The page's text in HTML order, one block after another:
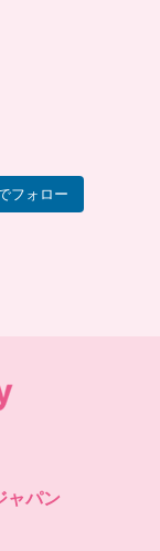
フォロー
ャパン